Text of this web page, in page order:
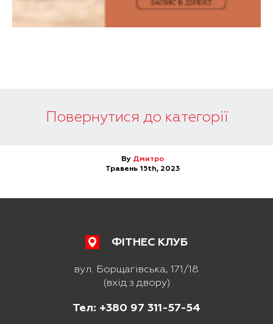
Повернутися до категорії
By Дмитро
Травень 15th, 2023
ФІТНЕС КЛУБ
вул. Борщагівська, 171/18
(вхід з двору)
Тел: +380 97 311-57-54